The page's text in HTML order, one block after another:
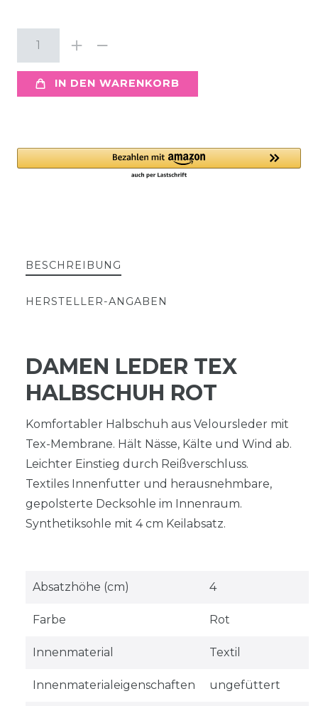
IN DEN WARENKORB
BESCHREIBUNG
HERSTELLER-ANGABEN
DAMEN LEDER TEX
HALBSCHUH ROT
Komfortabler Halbschuh aus Veloursleder mit
Tex-Membrane. Hält Nässe, Kälte und Wind ab.
Leichter Einstieg durch Reißverschluss.
Textiles Innenfutter und herausnehmbare,
gepolsterte Decksohle im Innenraum.
Synthetiksohle mit 4 cm Keilabsatz.
Absatzhöhe (cm) 4
Farbe Rot
Innenmaterial Textil
Innenmaterialeigenschaften ungefüttert